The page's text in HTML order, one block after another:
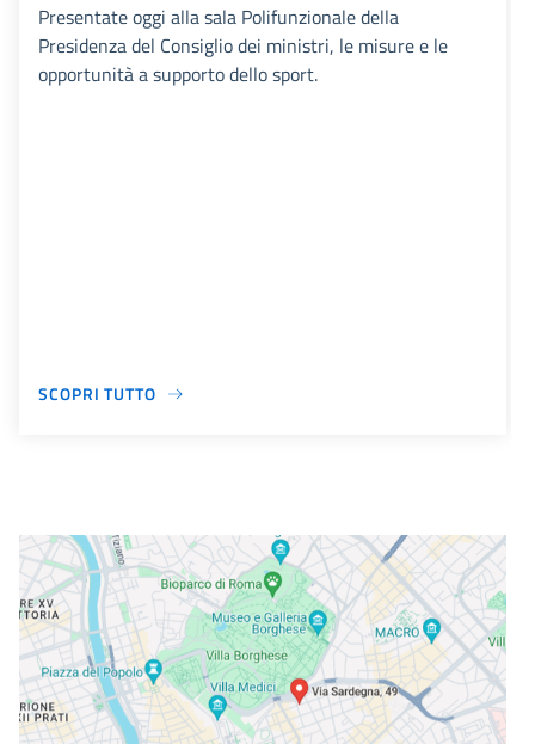
Presentate oggi alla sala Polifunzionale della
Presidenza del Consiglio dei ministri, le misure e le
opportunità a supporto dello sport.
SCOPRI TUTTO